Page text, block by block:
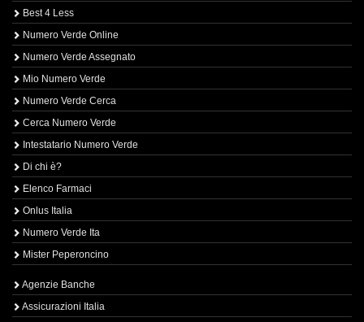
Best 4 Less
Numero Verde Online
Numero Verde Assegnato
Mio Numero Verde
Numero Verde Cerca
Cerca Numero Verde
Intestatario Numero Verde
Di chi è?
Elenco Farmaci
Onlus Italia
Numero Verde Ita
Mister Peperoncino
Agenzie Banche
Assicurazioni Italia